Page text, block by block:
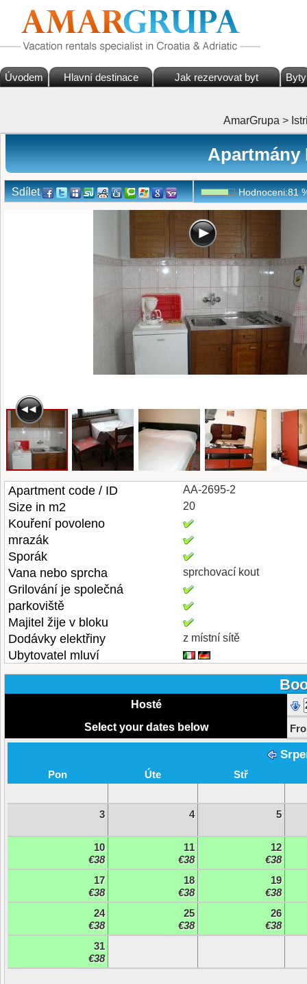
Úvodem Hlavní destinace Jak rezervovat byt Byty
AmarGrupa >
Apartmány
Sdílet Hodnoceni:81
Apartment code / ID AA-2695-2
Size in m2 20
Kouření povoleno
mrazák
Sporák
Vana nebo sprcha
sprchovací kout
Grilování je společná
parkoviště
Majitel žije v bloku
Dodávky elektřiny
z místní sítě
Ubytovatel mluví
Hosté
Select your dates below
Pon Úte Stř
3 4 5
10
€38
11
€38
12
€38
17
€38
18
€38
19
€38
24
€38
25
€38
26
€38
31
€38